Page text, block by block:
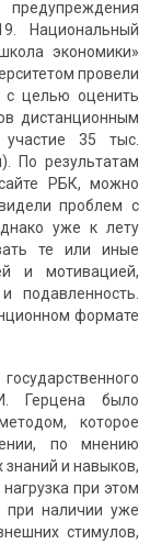
Национальный
экономики»
провели
с целью оценить
дистанционным
35 тыс.
По результатам
РБК, можно
проблем с
уже к лету
те или иные
и мотивацией,
подавленность.
формате
Герцена было
которое
по мнению
знаний и навыков,
при этом
при наличии уже
стимулов,